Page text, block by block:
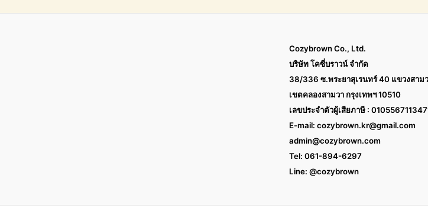
Cozybrown Co., Ltd.
บริษัท โคซี่บราวน์ จำกัด
38/336 ซ.พระยาสุเรนทร์ 40 แขวงสาม
เขตคลองสามวา กรุงเทพฯ 10510
เลขประจำตัวผู้เสียภาษี :
E-mail: cozybrown.kr@gmail.com
admin@cozybrown.com
Tel: 061-894-6297
Line: @cozybrown